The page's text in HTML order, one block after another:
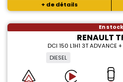
+ de détails
En stock
RENAULT
DCI 150 L1H1 3T ADVANCE
DIESEL